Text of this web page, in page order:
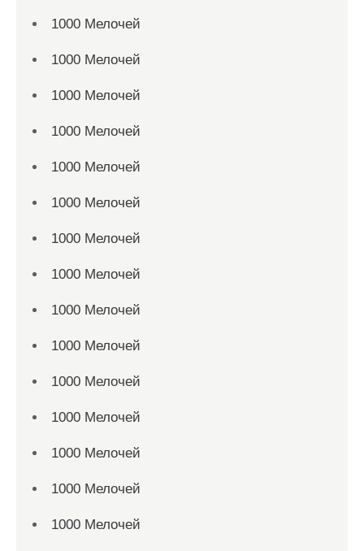
1000 Мелочей
1000 Мелочей
1000 Мелочей
1000 Мелочей
1000 Мелочей
1000 Мелочей
1000 Мелочей
1000 Мелочей
1000 Мелочей
1000 Мелочей
1000 Мелочей
1000 Мелочей
1000 Мелочей
1000 Мелочей
1000 Мелочей